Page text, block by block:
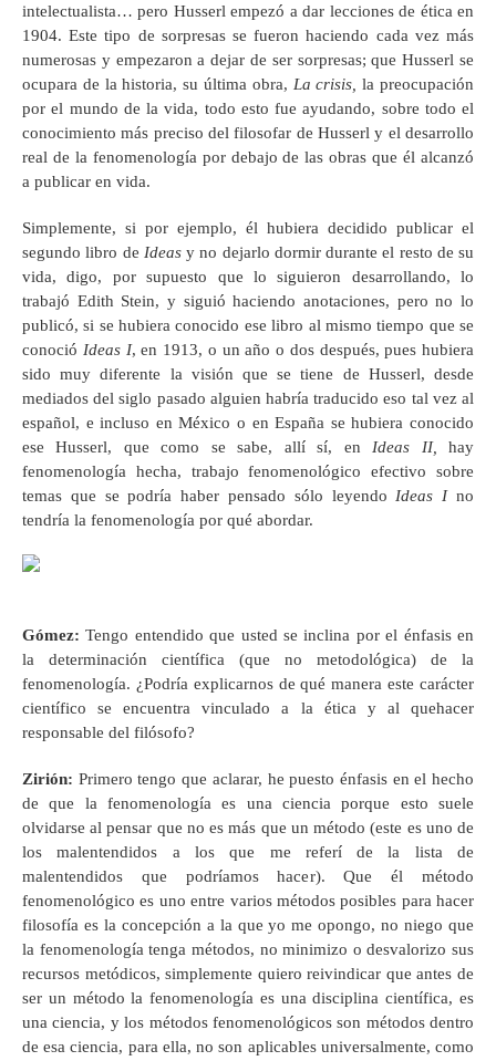
intelectualista… pero Husserl empezó a dar lecciones de ética en
1904. Este tipo de sorpresas se fueron haciendo cada vez más
numerosas y empezaron a dejar de ser sorpresas; que Husserl se
ocupara de la historia, su última obra, La crisis, la preocupación
por el mundo de la vida, todo esto fue ayudando, sobre todo el
conocimiento más preciso del filosofar de Husserl y el desarrollo
real de la fenomenología por debajo de las obras que él alcanzó
a publicar en vida.
Simplemente, si por ejemplo, él hubiera decidido publicar el
segundo libro de Ideasy no dejarlo dormir durante el resto de su
vida, digo, por supuesto que lo siguieron desarrollando, lo
trabajó Edith Stein, y siguió haciendo anotaciones, pero no lo
publicó, si se hubiera conocido ese libro al mismo tiempo que se
conoció Ideas I, en 1913, o un año o dos después, pues hubiera
sido muy diferente la visión que se tiene de Husserl, desde
mediados del siglo pasado alguien habría traducido eso tal vez al
español, e incluso en México o en España se hubiera conocido
ese Husserl, que como se sabe, allí sí, en Ideas II,
hay
fenomenología hecha, trabajo fenomenológico efectivo sobre
temas que se podría haber pensado sólo leyendo Ideas Ino
tendría la fenomenología por qué abordar.
Gómez:Tengo entendido que usted se inclina por el énfasis en
la determinación científica (que no metodológica) de la
fenomenología. ¿Podría explicarnos de qué manera este carácter
científico se encuentra vinculado a la ética y al quehacer
responsable del filósofo?
Zirión: Primero tengo que aclarar, he puesto énfasis en el hecho
de que la fenomenología es una ciencia porque esto suele
olvidarse al pensar que no es más que un método (este es uno de
los malentendidos a los que me referí de la lista de
malentendidos que podríamos hacer). Que él método
fenomenológico es uno entre varios métodos posibles para hacer
filosofía es la concepción a la que yo me opongo, no niego que
la fenomenología tenga métodos, no minimizo o desvalorizo sus
recursos metódicos, simplemente quiero reivindicar que antes de
ser un método la fenomenología es una disciplina científica, es
una ciencia, y los métodos fenomenológicos son métodos dentro
de esa ciencia, para ella, no son aplicables universalmente, como